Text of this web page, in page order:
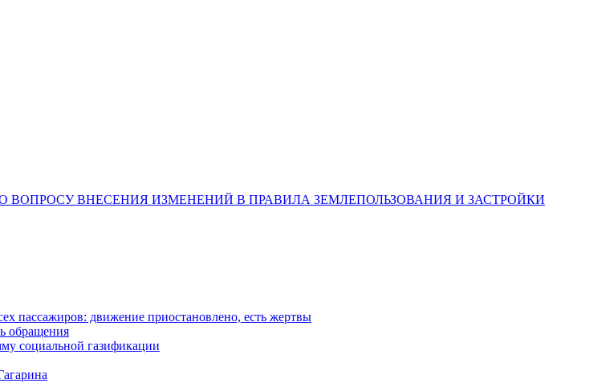
ВОПРОСУ ВНЕСЕНИЯ ИЗМЕНЕНИЙ В ПРАВИЛА ЗЕМЛЕПОЛЬЗОВАНИЯ И ЗАСТРОЙКИ
пассажиров: движение приостановлено, есть жертвы
обращения
социальной газификации